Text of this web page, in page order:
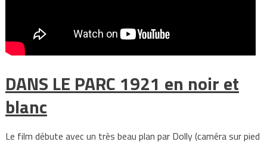
DANS LE PARC 1921 en noir et
blanc
Le film débute avec un très beau plan par Dolly (caméra sur pied